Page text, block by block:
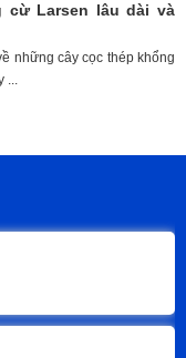
cừ Larsen lâu dài và
những cây cọc thép khổng
...